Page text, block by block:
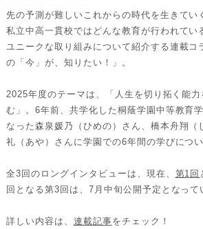
先の予測が難しいこれからの時代を生きてい
私立中高一貫校ではどんな教育が行われてい
ユニークな取り組みについて紹介する連載コ
の「今」が、知りたい！」。
2025年度のテーマは、「人生を切り拓く能
む」。6年前、共学化した桐蔭学園中等教育
なった森泉媛乃（ひめの）さん、橋本舟翔（
礼（あや）さんに学園での6年間の学びについ
全3回のロングインタビューは、現在、 第1回
回となる第3回は、7月中旬公開予定となって
詳しい内容は、 連載記事をチェック！